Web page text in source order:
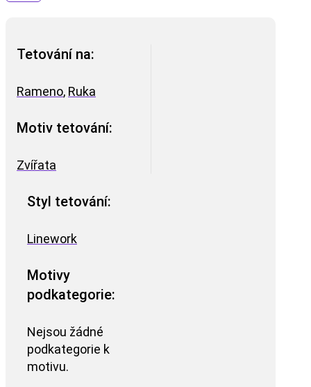
Tetování na:
Rameno, Ruka
Motiv tetování:
Zvířata
Styl tetování:
Linework
Motivy
podkategorie:
Nejsou žádné
podkategorie k
motivu.